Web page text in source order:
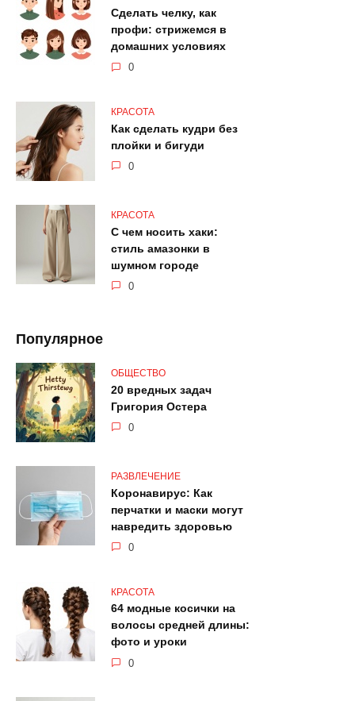
Сделать челку, как
профи: стрижемся в
домашних условиях
0
КРАСОТА
Как сделать кудри без
плойки и бигуди
0
КРАСОТА
С чем носить хаки:
стиль амазонки в
шумном городе
0
Популярное
ОБЩЕСТВО
20 вредных задач
Григория Остера
0
РАЗВЛЕЧЕНИЕ
Коронавирус: Как
перчатки и маски могут
навредить здоровью
0
КРАСОТА
64 модные косички на
волосы средней длины:
фото и уроки
0